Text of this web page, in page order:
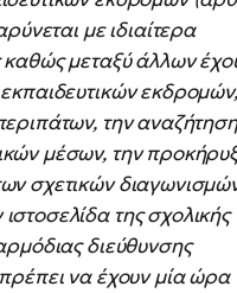
με ιδιαίτερα
μεταξύ άλλων
εκδρομών,
την
μέσων, την
σχετικών
της σχολικής
διεύθυνσης
να έχουν μία ώρα